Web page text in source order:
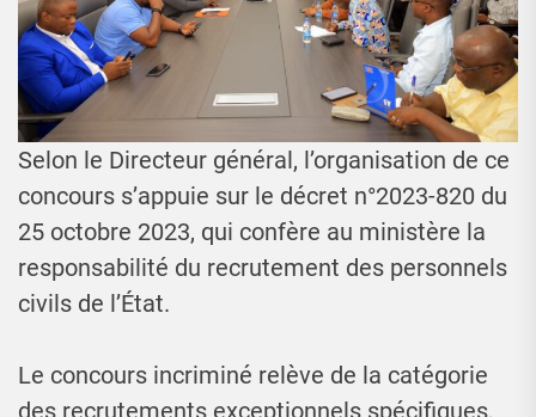
Selon le Directeur général, l’organisation de ce
concours s’appuie sur le décret n°2023-820 du
25 octobre 2023, qui confère au ministère la
responsabilité du recrutement des personnels
civils de l’État.
Le concours incriminé relève de la catégorie
des recrutements exceptionnels spécifiques,